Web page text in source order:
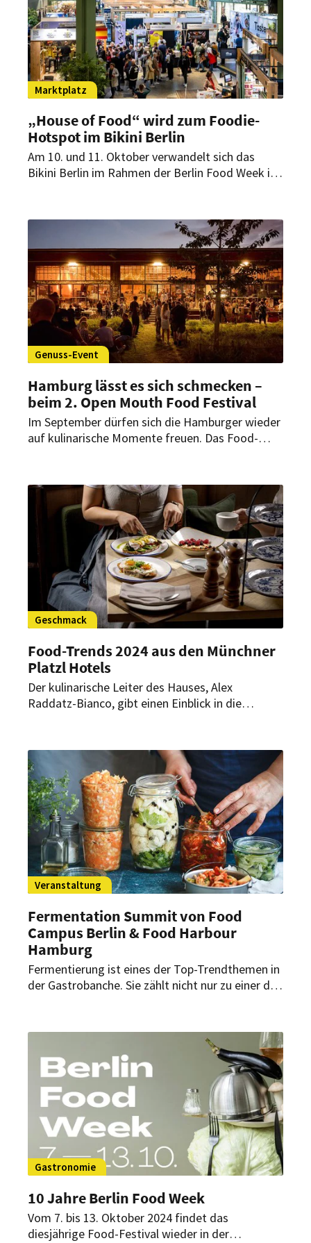
Marktplatz
„House of Food“ wird zum Foodie-
Hotspot im Bikini Berlin
Am 10. und 11. Oktober verwandelt sich das
Bikini Berlin im Rahmen der Berlin Food Week in
von Fleischalternativen aus pilzbasierten
Proteinen über gefriergetrocknetes Candy bis hin
zum Schnitzel-Burger.
Genuss-Event
Hamburg lässt es sich schmecken –
beim 2. Open Mouth Food Festival
Im September dürfen sich die Hamburger wieder
auf kulinarische Momente freuen. Das Food-
Veranstaltungsprogramm klingt schon jetzt
abwechslungsreich und geschmackvoll.
Geschmack
Food-Trends 2024 aus den Münchner
Platzl Hotels
Der kulinarische Leiter des Hauses, Alex
Raddatz-Bianco, gibt einen Einblick in die
tierfreien Produkten in der bayerischen
Landeshauptstadt.
Veranstaltung
Fermentation Summit von Food
Campus Berlin & Food Harbour
Hamburg
Fermentierung ist eines der Top-Trendthemen in
der Gastrobanche. Sie zählt nicht nur zu einer der
Waste-Management. In wenigen Wochen findet
Gastronomie
10 Jahre Berlin Food Week
Vom 7. bis 13. Oktober 2024 findet das
diesjährige Food-Festival wieder in der